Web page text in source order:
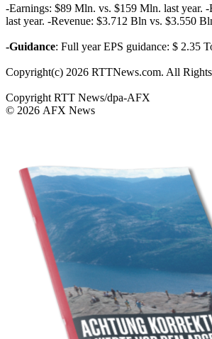
-Earnings: $89 Mln. vs. $159 Mln. last year.
last year. -Revenue: $3.712 Bln vs. $3.550
-Guidance: Full year EPS guidance: $ 2.35
Copyright(c) 2026 RTTNews.com. All Rights
Copyright RTT News/dpa-AFX
© 2026 AFX News